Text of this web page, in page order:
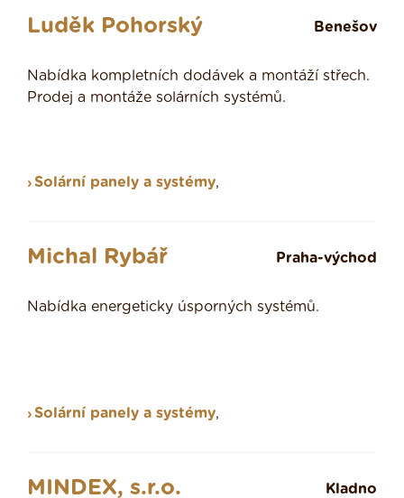
Luděk Pohorský Benešov
Nabídka kompletních dodávek a montáží střech.
Prodej a montáže solárních systémů.
Solární panely a systémy,
Michal Rybář Praha-východ
Nabídka energeticky úsporných systémů.
Solární panely a systémy,
MINDEX, s.r.o. Kladno